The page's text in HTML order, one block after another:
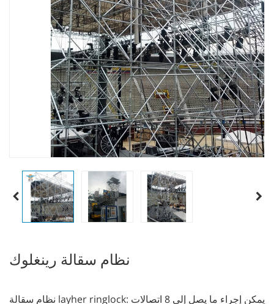
نظام سقالة رينغلوك
نظام سقالة layher ringlock: يمكن إجراء ما يصل إلى 8 اتصالات